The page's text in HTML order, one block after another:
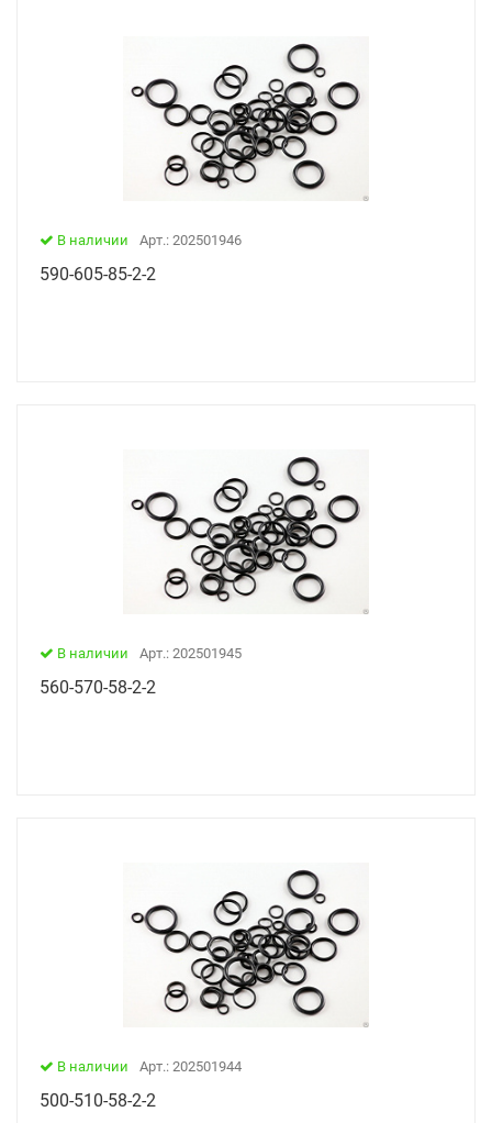
В наличии Арт.: 202501946
590-605-85-2-2
В наличии Арт.: 202501945
560-570-58-2-2
В наличии Арт.: 202501944
500-510-58-2-2